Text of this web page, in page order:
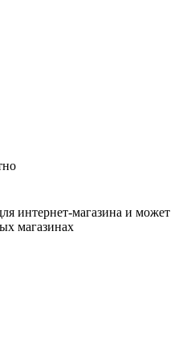
интернет-магазина и может
магазинах